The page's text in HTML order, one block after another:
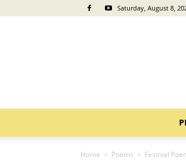
Saturday, August 8,
Home Poems Festival